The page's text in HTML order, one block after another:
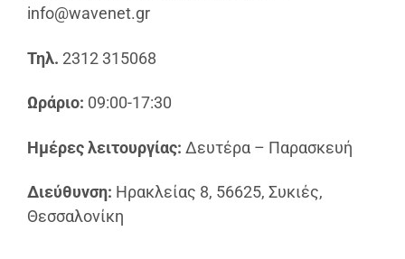
info@wavenet.gr
Τηλ. 2312 315068
Ωράριο: 09:00-17:30
Ημέρες λειτουργίας: Δευτέρα – Παρασκευή
Διεύθυνση: Ηρακλείας 8, 56625, Συκιές,
Θεσσαλονίκη